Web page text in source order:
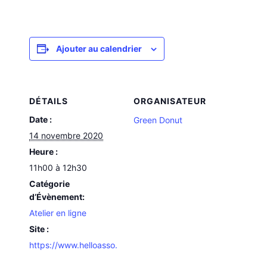
Ajouter au calendrier
DÉTAILS
Date :
14 novembre 2020
Heure :
11h00 à 12h30
Catégorie
d’Évènement:
Atelier en ligne
Site :
https://www.helloasso.
ORGANISATEUR
Green Donut